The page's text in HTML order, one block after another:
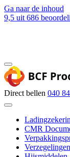
Ga naar de inhoud
9,5 uit 686
Direct bellen 040
CMR
Verzegelingen